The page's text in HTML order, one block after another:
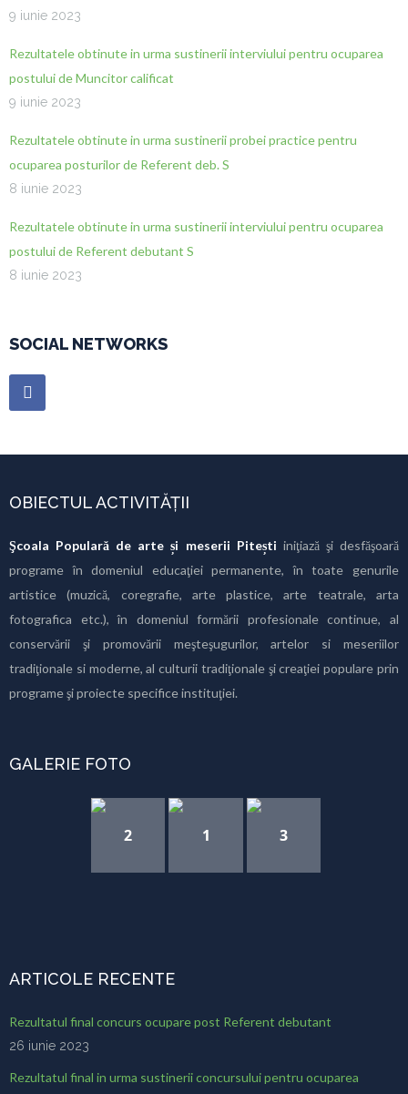
9 iunie 2023
Rezultatele obtinute in urma sustinerii interviului pentru ocuparea
postului de Muncitor calificat
9 iunie 2023
Rezultatele obtinute in urma sustinerii probei practice pentru
ocuparea posturilor de Referent deb. S
8 iunie 2023
Rezultatele obtinute in urma sustinerii interviului pentru ocuparea
postului de Referent debutant S
8 iunie 2023
SOCIAL NETWORKS
OBIECTUL ACTIVITĂȚII
Şcoala Populară de arte și meserii Pitești iniţiază şi desfăşoară
programe în domeniul educaţiei permanente, în toate genurile
artistice (muzică, coregrafie, arte plastice, arte teatrale, arta
fotografica etc.), în domeniul formării profesionale continue, al
conservării şi promovării meşteşugurilor, artelor si meseriilor
tradiţionale si moderne, al culturii tradiţionale şi creaţiei populare prin
programe şi proiecte specifice instituţiei.
GALERIE FOTO
2 1 3
ARTICOLE RECENTE
Rezultatul final concurs ocupare post Referent debutant
26 iunie 2023
Rezultatul final in urma sustinerii concursului pentru ocuparea